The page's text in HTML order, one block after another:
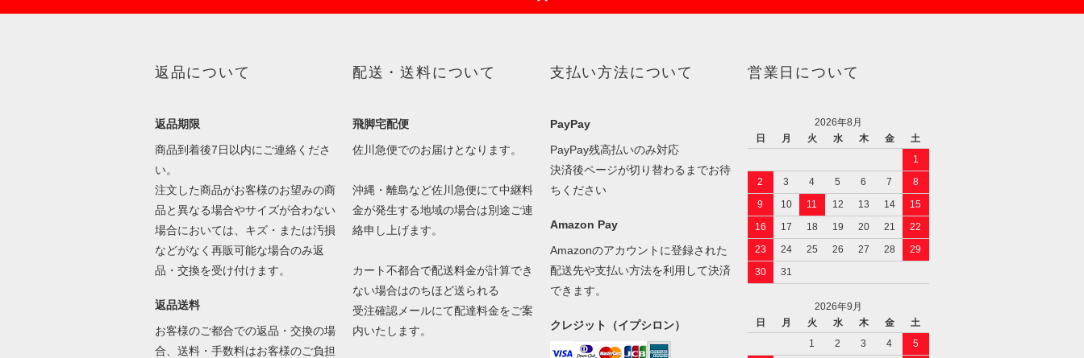
返品について
返品期限
商品到着後7日以内にご連絡くださ
い。
注文した商品がお客様のお望みの商
品と異なる場合やサイズが合わない
場合においては、キズ・または汚損
などがなく再販可能な場合のみ返
品・交換を受け付けます。
返品送料
お客様のご都合での返品・交換の場
合、送料・手数料はお客様のご負担
配送・送料について
飛脚宅配便
佐川急便でのお届けとなります。
沖縄・離島など佐川急便にて中継料
金が発生する地域の場合は別途ご連
絡申し上げます。
カート不都合で配送料金が計算でき
ない場合はのちほど送られる
受注確認メールにて配達料金をご案
内いたします。
支払い方法について
PayPay
PayPay残高払いのみ対応
決済後ページが切り替わるまでお待
ちください
Amazon Pay
Amazonのアカウントに登録された
配送先や支払い方法を利用して決済
できます。
クレジット（イプシロン）
営業日について
2026年8月
日
月 火 水 木 金
土
1
2
3 4 5 6 7
8
9
10 11 12 13 14
15
16
17 18 19 20 21
22
23
24 25 26 27 28
29
30
31
2026年9月
日
月 火 水 木 金
土
1
2 3 4
5